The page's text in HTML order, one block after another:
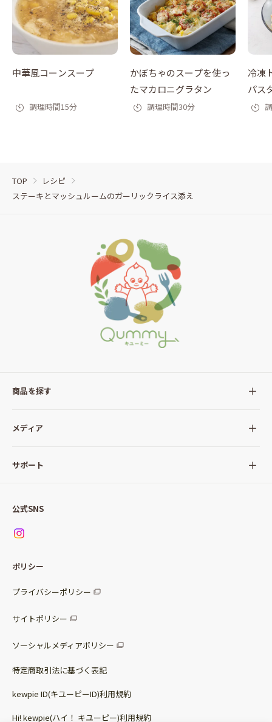
中華風コーンスープ
調理時間15分
かぼちゃのスープを使っ
たマカロニグラタン
調理時間30分
冷凍
パス
TOP
レシピ
ステーキとマッシュルームのガーリックライス添え
商品を探す
全ての商品
サラダ
パッケージサラダ
惣菜サラダ
調味料
ベビー・幼児食
メディア
Qummy(キユーミー)について
サポート
お問い合わせ
公式SNS
ポリシー
プライバシーポリシー
サイトポリシー
ソーシャルメディアポリシー
特定商取引法に基づく表記
kewpie ID(キユーピーID)利用規約
Hi! kewpie(ハイ！ キユーピー)利用規約